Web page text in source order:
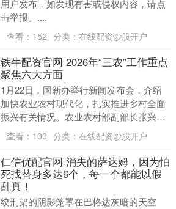
用户发布，如发现有害或侵权内容，请点
击举报。....
查看： 152 分类： 在线配资炒股开户
铁牛配资官网 2026年“三农”工作重点
聚焦六大方面
1月22日，国新办举行新闻发布会，介绍
加快农业农村现代化，扎实推进乡村全面
振兴有关情况。农业农村部副部长张兴旺
在回答总台央视记者提问时表示，农业农
村部召开了全国....
查看： 100 分类： 在线配资炒股开户
仁信优配官网 消失的萨达姆，因为怕
死找替身多达6个，每一个都能以假
乱真！
绞刑架的阴影笼罩在巴格达灰暗的天空